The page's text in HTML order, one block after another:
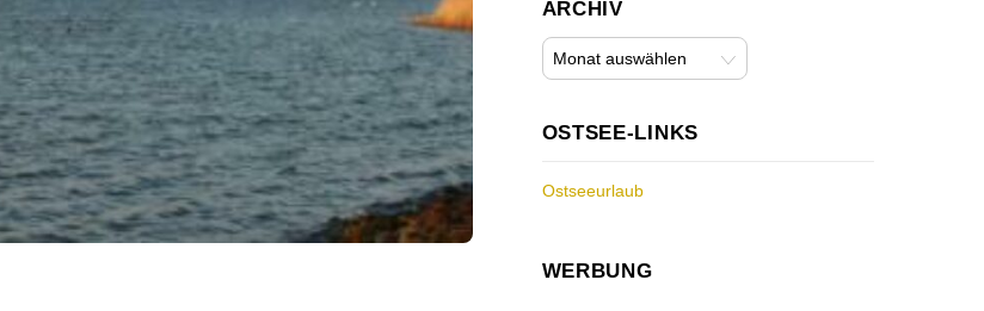
ARCHIV
Archiv
OSTSEE-LINKS
Ostseeurlaub
WERBUNG